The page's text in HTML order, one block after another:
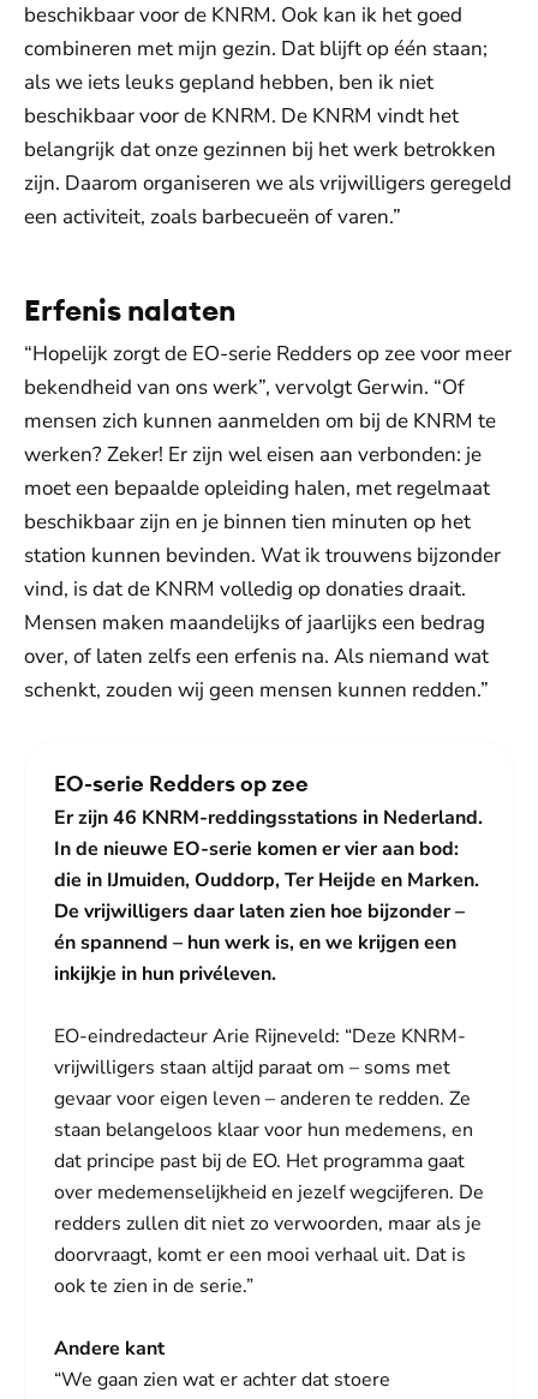
beschikbaar voor de KNRM. Ook kan ik het goed
combineren met mijn gezin. Dat blijft op één staan;
als we iets leuks gepland hebben, ben ik niet
beschikbaar voor de KNRM. De KNRM vindt het
belangrijk dat onze gezinnen bij het werk betrokken
zijn. Daarom organiseren we als vrijwilligers geregeld
een activiteit, zoals barbecueën of varen.”
Erfenis nalaten
“Hopelijk zorgt de EO-serie Redders op zee voor meer
bekendheid van ons werk”, vervolgt Gerwin. “Of
mensen zich kunnen aanmelden om bij de KNRM te
werken? Zeker! Er zijn wel eisen aan verbonden: je
moet een bepaalde opleiding halen, met regelmaat
beschikbaar zijn en je binnen tien minuten op het
station kunnen bevinden. Wat ik trouwens bijzonder
vind, is dat de KNRM volledig op donaties draait.
Mensen maken maandelijks of jaarlijks een bedrag
over, of laten zelfs een erfenis na. Als niemand wat
schenkt, zouden wij geen mensen kunnen redden.”
EO-serie Redders op zee
Er zijn 46 KNRM-reddingsstations in Nederland.
In de nieuwe EO-serie komen er vier aan bod:
die in IJmuiden, Ouddorp, Ter Heijde en Marken.
De vrijwilligers daar laten zien hoe bijzonder –
én spannend – hun werk is, en we krijgen een
inkijkje in hun privéleven.
EO-eindredacteur Arie Rijneveld: “Deze KNRM-
vrijwilligers staan altijd paraat om – soms met
gevaar voor eigen leven – anderen te redden. Ze
staan belangeloos klaar voor hun medemens, en
dat principe past bij de EO. Het programma gaat
over medemenselijkheid en jezelf wegcijferen. De
redders zullen dit niet zo verwoorden, maar als je
doorvraagt, komt er een mooi verhaal uit. Dat is
ook te zien in de serie.”
Andere kant
“We gaan zien wat er achter dat stoere